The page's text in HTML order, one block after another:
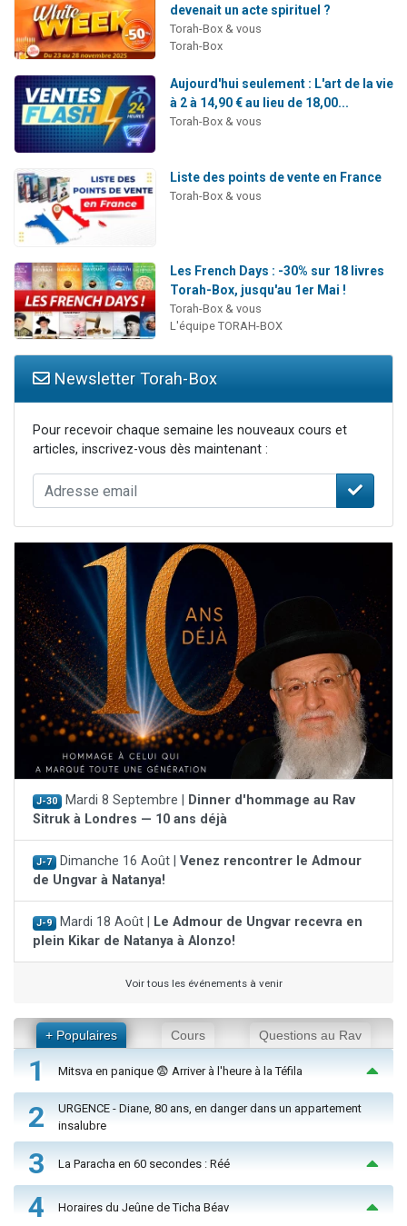
devenait un acte spirituel ?
Torah-Box & vous
Torah-Box
Aujourd'hui seulement : L'art de la vie
à 2 à 14,90 € au lieu de 18,00...
Torah-Box & vous
Liste des points de vente en France
Torah-Box & vous
Les French Days : -30% sur 18 livres
Torah-Box, jusqu'au 1er Mai !
Torah-Box & vous
L'équipe TORAH-BOX
Newsletter Torah-Box
Pour recevoir chaque semaine les nouveaux cours et
articles, inscrivez-vous dès maintenant :
J-30 Mardi 8 Septembre |
Dinner d'hommage au Rav
Sitruk à Londres — 10 ans déjà
J-7 Dimanche 16 Août | Venez rencontrer le Admour
de Ungvar à Natanya!
J-9 Mardi 18 Août |
Le Admour de Ungvar recevra en
plein Kikar de Natanya à Alonzo!
Voir tous les événements à venir
+ Populaires Cours Questions au Rav
1 Mitsva en panique 😨 Arriver à l'heure à la Téfila
2
URGENCE - Diane, 80 ans, en danger dans un appartement
insalubre
3 La Paracha en 60 secondes : Réé
4 Horaires du Jeûne de Ticha Béav